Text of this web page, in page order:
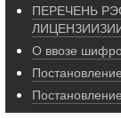
ПЕРЕЧЕНЬ
О ввозе